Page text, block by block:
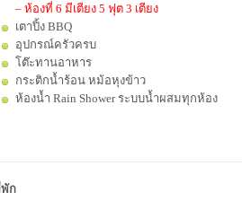
– ห้องที่ 6 มีเตียง 5 ฟุต 3 เตียง
เตาปิ้ง BBQ
อุปกรณ์ครัวครบ
โต๊ะทานอาหาร
กระติกน้ำร้อน หม้อหุงข้าว
ห้องน้ำ Rain Shower ระบบน้ำผสมทุกห้อง
ก